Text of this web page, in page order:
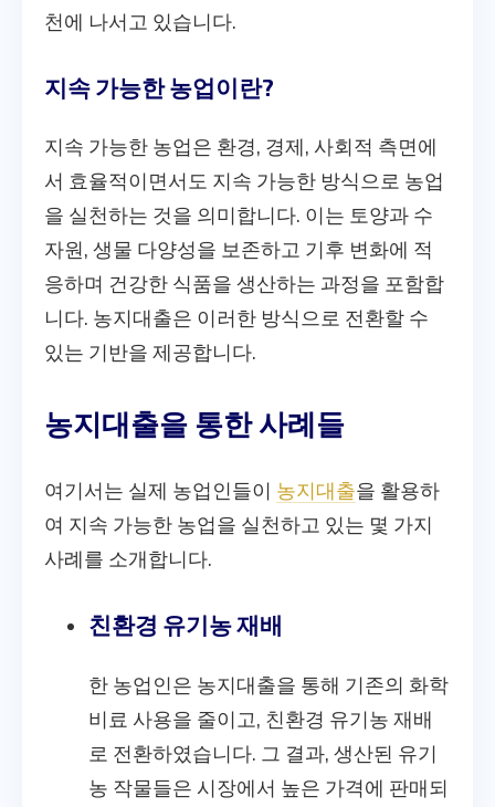
천에 나서고 있습니다.
지속 가능한 농업이란?
지속 가능한 농업은 환경, 경제, 사회적 측면에
서 효율적이면서도 지속 가능한 방식으로 농업
을 실천하는 것을 의미합니다. 이는 토양과 수
자원, 생물 다양성을 보존하고 기후 변화에 적
응하며 건강한 식품을 생산하는 과정을 포함합
니다. 농지대출은 이러한 방식으로 전환할 수
있는 기반을 제공합니다.
농지대출을 통한 사례들
여기서는 실제 농업인들이 농지대출을 활용하
여 지속 가능한 농업을 실천하고 있는 몇 가지
사례를 소개합니다.
친환경 유기농 재배
한 농업인은 농지대출을 통해 기존의 화학
비료 사용을 줄이고, 친환경 유기농 재배
로 전환하였습니다. 그 결과, 생산된 유기
농 작물들은 시장에서 높은 가격에 판매되